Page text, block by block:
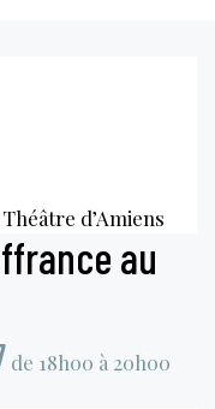
d’Amiens
au
de 18h00 à 20h00